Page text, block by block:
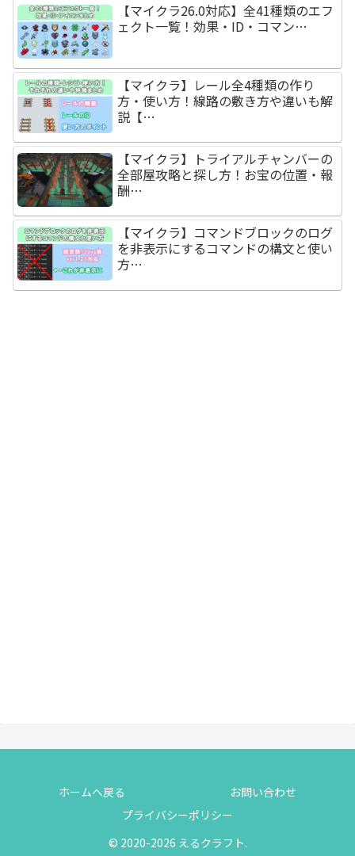
【マイクラ26.0対応】全41種類のエフ
ェクト一覧！効果・ID・コマン…
【マイクラ】レール全4種類の作り
方・使い方！線路の敷き方や違いも解
説【…
【マイクラ】トライアルチャンバーの
全部屋攻略と探し方！お宝の位置・報
酬…
【マイクラ】コマンドブロックのログ
を非表示にするコマンドの構文と使い
方…
ホームへ戻る
お問い合わせ
プライバシーポリシー
© 2020-2026 えるクラフト.